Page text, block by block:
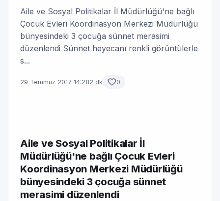
Aile ve Sosyal Politikalar İl Müdürlüğü'ne bağlı
Çocuk Evleri Koordinasyon Merkezi Müdürlüğü
bünyesindeki 3 çocuğa sünnet merasimi
düzenlendi Sünnet heyecanı renkli görüntülerle
s...
29 Temmuz 2017 14:282 dk 0
Aile ve Sosyal Politikalar İl
Müdürlüğü'ne bağlı Çocuk Evleri
Koordinasyon Merkezi Müdürlüğü
bünyesindeki 3 çocuğa sünnet
merasimi düzenlendi